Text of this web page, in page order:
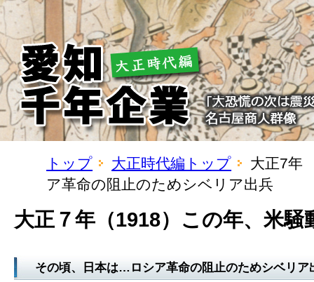
トップ 大正時代編トップ
大正7年
ア革命の阻止のためシベリア出兵
大正７年（1918）この年、米騒
その頃、日本は…ロシア革命の阻止のためシベリア